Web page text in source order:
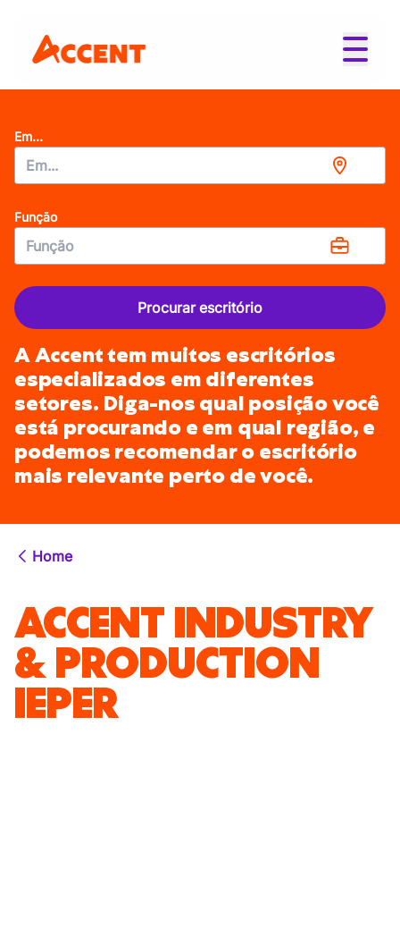
Em...
Função
Procurar escritório
A Accent tem muitos escritórios
especializados em diferentes
setores. Diga-nos qual posição você
está procurando e em qual região, e
podemos recomendar o escritório
mais relevante perto de você.
Home
ACCENT INDUSTRY
& PRODUCTION
IEPER